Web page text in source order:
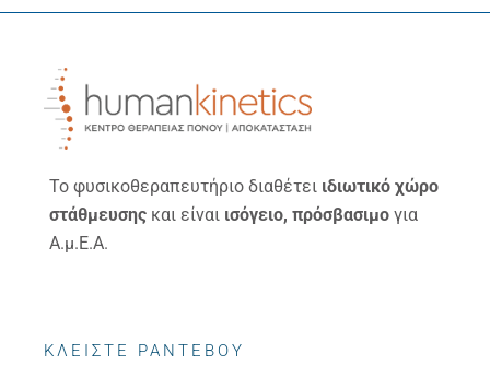
Το φυσικοθεραπευτήριο διαθέτει ιδιωτικό χώρο
στάθμευσης και είναι ισόγειο, πρόσβασιμο για
Α.μ.Ε.Α.
ΚΛΕΙΣΤΕ ΡΑΝΤΕΒΟΥ